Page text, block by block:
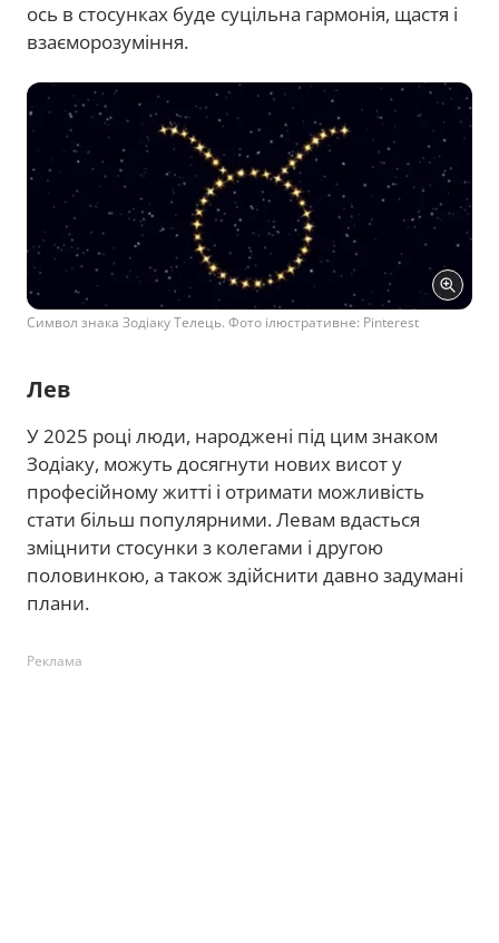
ось в стосунках буде суцільна гармонія, щастя і
взаєморозуміння.
Символ знака Зодіаку Телець. Фото ілюстративне: Pinterest
Лев
У 2025 році люди, народжені під цим знаком
Зодіаку, можуть досягнути нових висот у
професійному житті і отримати можливість
стати більш популярними. Левам вдасться
зміцнити стосунки з колегами і другою
половинкою, а також здійснити давно задумані
плани.
Реклама